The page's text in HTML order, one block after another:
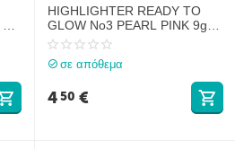
HIGHLIGHTER READY TO
GLOW No3 PEARL PINK 9gr
FMU
σε απόθεμα
450 €